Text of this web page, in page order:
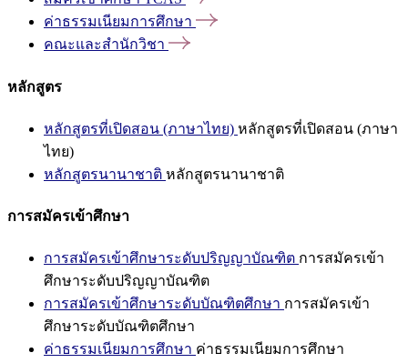
ค่าธรรมเนียมการศึกษา
คณะและสำนักวิชา
หลักสูตร
หลักสูตรที่เปิดสอน (ภาษาไทย) หลักสูตรที่เปิดสอน (ภาษา
ไทย)
หลักสูตรนานาชาติ หลักสูตรนานาชาติ
การสมัครเข้าศึกษา
การสมัครเข้าศึกษาระดับปริญญาบัณฑิต การสมัครเข้า
ศึกษาระดับปริญญาบัณฑิต
การสมัครเข้าศึกษาระดับบัณฑิตศึกษา การสมัครเข้า
ศึกษาระดับบัณฑิตศึกษา
ค่าธรรมเนียมการศึกษา ค่าธรรมเนียมการศึกษา